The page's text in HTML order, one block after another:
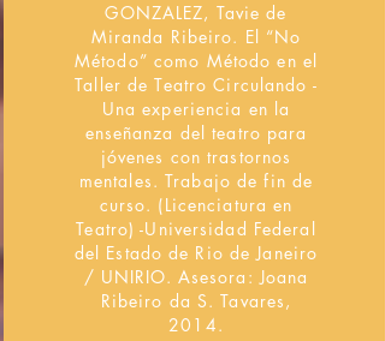
GONZALEZ, Tavie de
Miranda Ribeiro. El “No
Método” como Método en el
Taller de Teatro Circulando -
Una experiencia en la
enseñanza del teatro para
jóvenes con trastornos
mentales. Trabajo de fin de
curso. (Licenciatura en
Teatro) -Universidad Federal
del Estado de Rio de Janeiro
/ UNIRIO. Asesora: Joana
Ribeiro da S. Tavares,
2014.